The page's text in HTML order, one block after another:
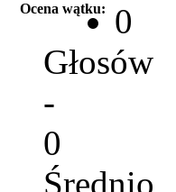
Ocena wątku:
0
Głosów
-
0
Średnio